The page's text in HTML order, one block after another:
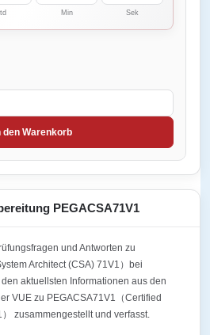
Min Sek
den Warenkorb
PEGACSA71V1
und Antworten zu
Architect (CSA) 71V1）bei
aktuellsten Informationen aus den
VUE zu PEGACSA71V1（Certified
zusammengestellt und verfasst.